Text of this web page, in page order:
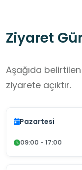
Ziyaret
Aşağıda
ziyarete açıktır.
Pazartesi
09:00 - 17:00